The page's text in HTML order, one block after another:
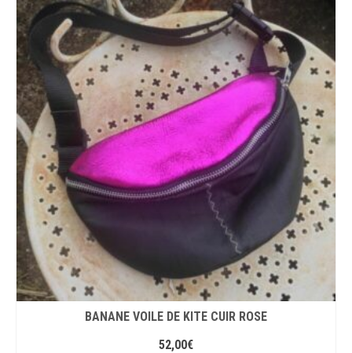
BANANE VOILE DE KITE CUIR ROSE
52,00€